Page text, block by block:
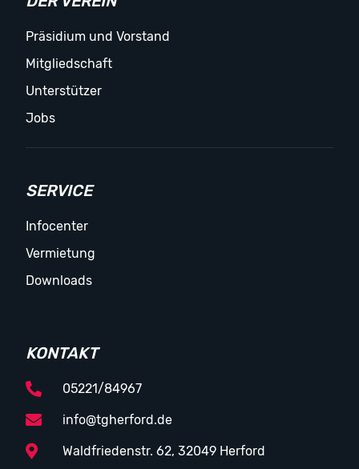
Präsidium und Vorstand
Mitgliedschaft
Unterstützer
Jobs
SERVICE
Infocenter
Vermietung
Downloads
KONTAKT
05221/84967
info@tgherford.de
Waldfriedenstr. 62, 32049 Herford